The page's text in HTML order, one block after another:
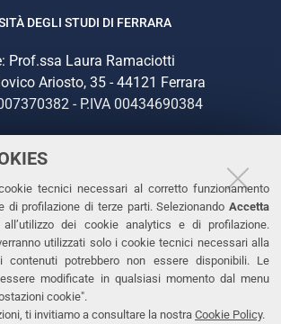
tecnici necessari al corretto funzionamento
di profilazione di terze parti. Selezionando Accetta
dei cookie analytics e di profilazione.
utilizzati solo i cookie tecnici necessari alla
contenuti potrebbero non essere disponibili. Le
modificate in qualsiasi momento dal menu
cookie".
ti invitiamo a consultare la nostra Cookie Policy.
DEGLI STUDI DI FERRARA
Prof.ssa Laura Ramaciotti
Ariosto, 35 - 44121 Ferrara
- P.IVA 00434690384
0532 293111
0532 293031